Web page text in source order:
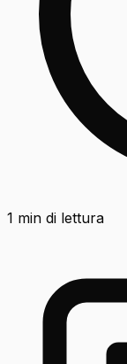
1 min di lettura